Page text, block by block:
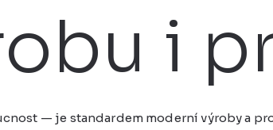
i
— je standardem moderní výroby a